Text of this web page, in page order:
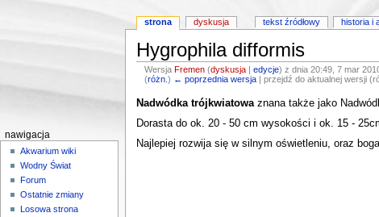
Hygrophila difformis
WersjaFremen (dyskusja |edycje) z dnia 20:49, 7 mar
(różn.) ← poprzednia wersja | przejdź do aktualnej wersji
Nadwódka trójkwiatowaznana także jako
Dorasta do ok. 20 - 50 cm wysokości i ok. 15 -
Najlepiej rozwija się w silnym oświetleniu, oraz
strona dyskusja tekst źródłowy historia i
nawigacja
Akwarium wiki
Wodny Świat
Forum
Ostatnie zmiany
Losowa strona